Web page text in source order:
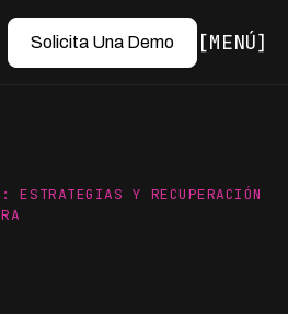
Solicita Una Demo MENÚ
ESTRATEGIAS Y RECUPERACIÓN